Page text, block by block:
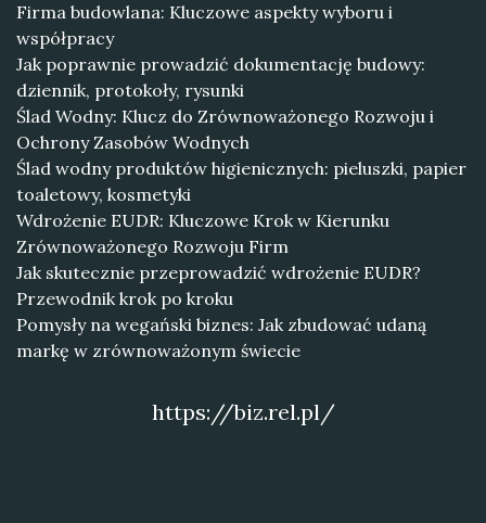
Firma budowlana: Kluczowe aspekty wyboru i
współpracy
Jak poprawnie prowadzić dokumentację budowy:
dziennik, protokoły, rysunki
Ślad Wodny: Klucz do Zrównoważonego Rozwoju i
Ochrony Zasobów Wodnych
Ślad wodny produktów higienicznych: pieluszki, papier
toaletowy, kosmetyki
Wdrożenie EUDR: Kluczowe Krok w Kierunku
Zrównoważonego Rozwoju Firm
Jak skutecznie przeprowadzić wdrożenie EUDR?
Przewodnik krok po kroku
Pomysły na wegański biznes: Jak zbudować udaną
markę w zrównoważonym świecie
https://biz.rel.pl/